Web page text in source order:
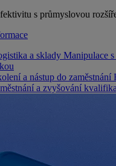
s průmyslovou
a sklady Manipulace
a nástup do zaměstnání
a zvyšování